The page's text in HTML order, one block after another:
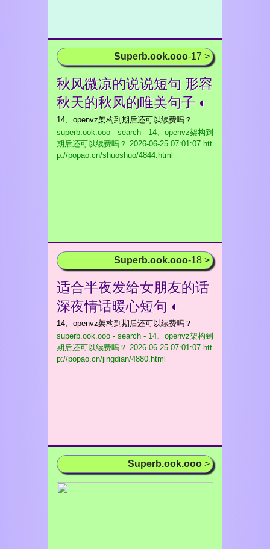
Superb.ook.ooo-17 >
秋风微凉的说说短句 形容
秋天的秋风的唯美句子 ◐
14、openvz架构到期后还可以续费吗？
superb.ook.ooo - search - 14、openvz架构到
期后还可以续费吗？ 2026-06-25 07:01:07 htt
p://popao.cn/shuoshuo/4844.html
Superb.ook.ooo-18 >
适合半夜发给女朋友的话
深夜情话暖心短句 ◐
14、openvz架构到期后还可以续费吗？
superb.ook.ooo - search - 14、openvz架构到
期后还可以续费吗？ 2026-06-25 07:01:07 htt
p://popao.cn/jingdian/4880.html
Superb.ook.ooo >